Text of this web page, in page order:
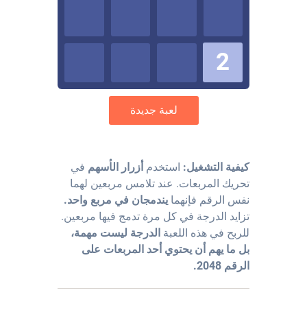
2
لعبة جديدة
كيفية التشغيل:استخدمأزرار الأسهمفي
تحريك المربعات. عند تلامس مربعين لهما
نفس الرقم فإنهمايندمجان في مربع واحد.
تزايد الدرجة في كل مرة تدمج فيها مربعين.
للربح في هذه اللعبةالدرجة ليست مهمة،
بل ما يهم أن يحتوي أحد المربعات على
الرقم 2048.